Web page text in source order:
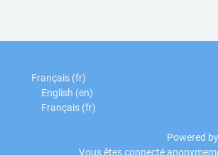
Français ‎(fr)‎
English ‎(en)‎
Français ‎(fr)‎
Powered
Vous êtes connecté